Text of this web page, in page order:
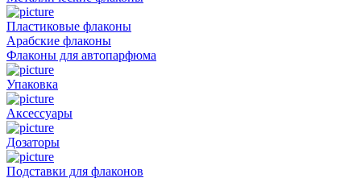
Пластиковые флаконы
Арабские флаконы
Флаконы для автопарфюма
Упаковка
Аксессуары
Дозаторы
Подставки для флаконов